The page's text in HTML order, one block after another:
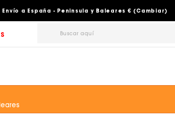
Envío a España - Peninsula y Baleares € (Cambiar)